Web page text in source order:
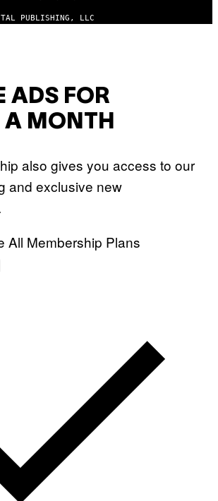
PUBLISHING, LLC
ADS FOR
MONTH
also gives you access to our
and exclusive new
All Membership Plans